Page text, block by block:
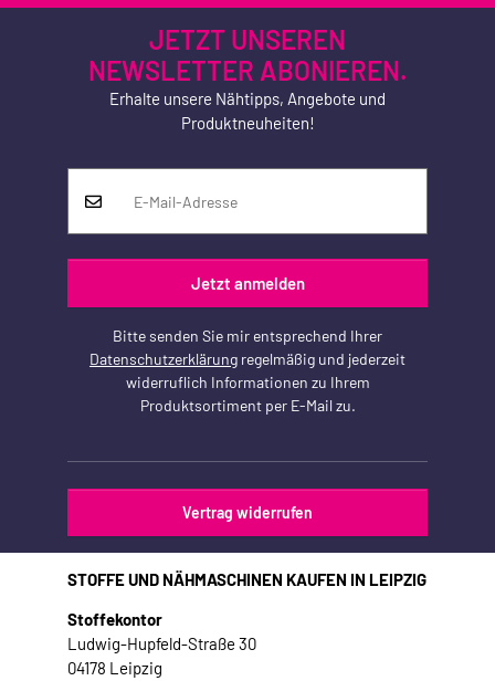
JETZT UNSEREN
NEWSLETTER ABONIEREN.
Erhalte unsere Nähtipps, Angebote und
Produktneuheiten!
Jetzt anmelden
Bitte senden Sie mir entsprechend Ihrer
Datenschutzerklärung regelmäßig und jederzeit
widerruflich Informationen zu Ihrem
Produktsortiment per E-Mail zu.
Vertrag widerrufen
STOFFE UND NÄHMASCHINEN KAUFEN IN LEIPZIG
Stoffekontor
Ludwig-Hupfeld-Straße 30
04178 Leipzig